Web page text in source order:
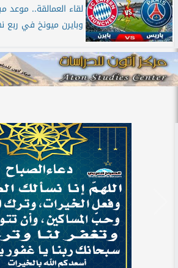
لقاء العمالقة.. موعد
وبايرن ميونخ في ربع